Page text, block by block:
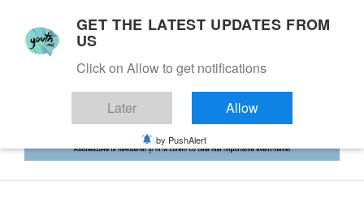
GET THE LATEST UPDATES FROM
US
Click on Allow to get notifications
Later Allow
by PushAlert